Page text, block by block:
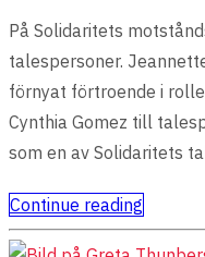
På Solidaritets
talespersoner.
förnyat förtroende i
Cynthia Gomez till
som en av Solidaritets
Continue reading